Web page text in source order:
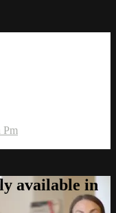
Pm
available in